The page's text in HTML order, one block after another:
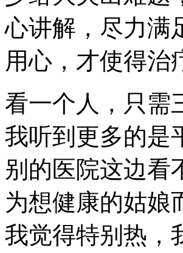
心讲解，尽力满
用心，才使得治
看一个人，只需
我听到更多的是
别的医院这边看
为想健康的姑娘
我觉得特别热，